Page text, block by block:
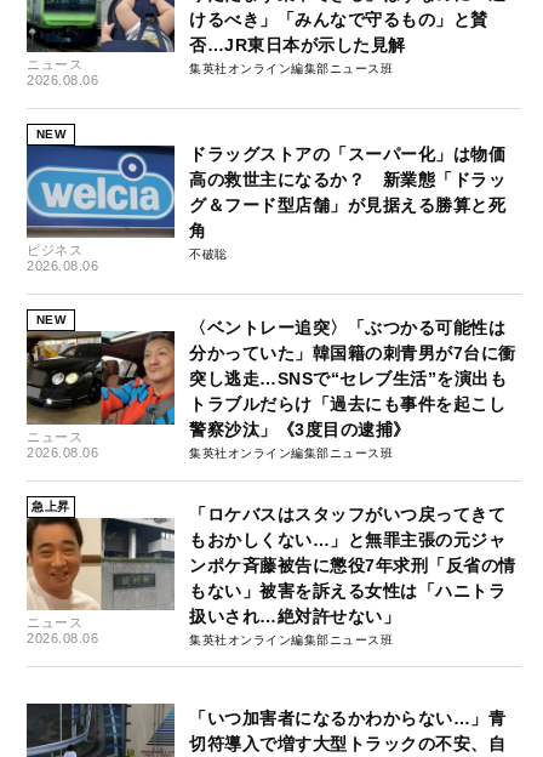
ニュース
2026.08.06
けるべき」「みんなで守るもの」と賛
否…JR東日本が示した見解
集英社オンライン編集部ニュース班
NEW
ビジネス
2026.08.06
ドラッグストアの「スーパー化」は物価
高の救世主になるか？ 新業態「ドラッ
グ＆フード型店舗」が見据える勝算と死
角
不破聡
NEW
ニュース
2026.08.06
〈ベントレー追突〉「ぶつかる可能性は
分かっていた」韓国籍の刺青男が7台に衝
突し逃走…SNSで“セレブ生活”を演出も
トラブルだらけ「過去にも事件を起こし
警察沙汰」《3度目の逮捕》
集英社オンライン編集部ニュース班
急上昇
ニュース
2026.08.06
「ロケバスはスタッフがいつ戻ってきて
もおかしくない…」と無罪主張の元ジャ
ンポケ斉藤被告に懲役7年求刑「反省の情
もない」被害を訴える女性は「ハニトラ
扱いされ…絶対許せない」
集英社オンライン編集部ニュース班
「いつ加害者になるかわからない…」青
切符導入で増す大型トラックの不安、自